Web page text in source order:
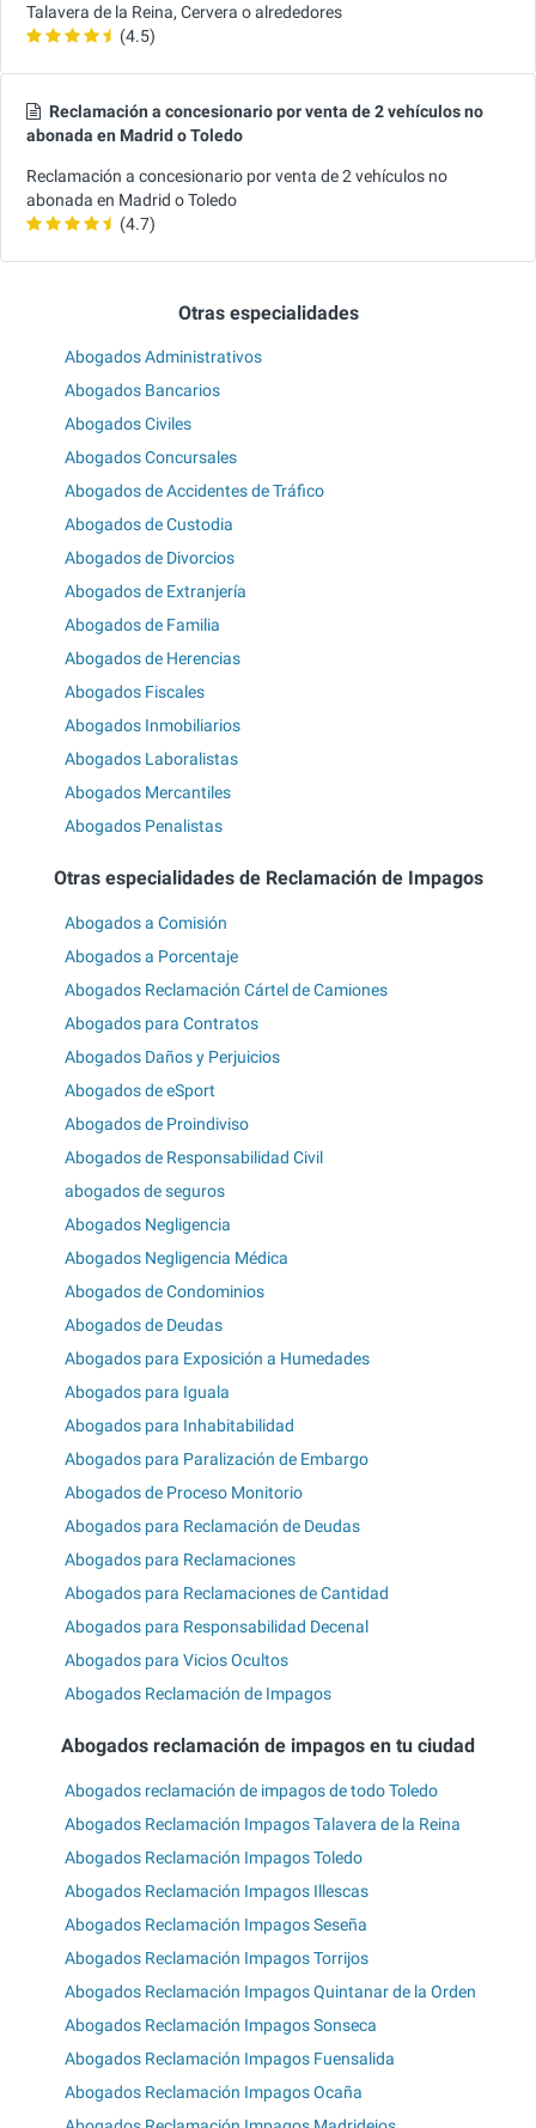
Talavera de la Reina, Cervera o alrededores
(4.5)
Reclamación a concesionario por venta de 2 vehículos no
abonada en Madrid o Toledo
Reclamación a concesionario por venta de 2 vehículos no
abonada en Madrid o Toledo
(4.7)
Otras especialidades
Abogados Administrativos
Abogados Bancarios
Abogados Civiles
Abogados Concursales
Abogados de Accidentes de Tráfico
Abogados de Custodia
Abogados de Divorcios
Abogados de Extranjería
Abogados de Familia
Abogados de Herencias
Abogados Fiscales
Abogados Inmobiliarios
Abogados Laboralistas
Abogados Mercantiles
Abogados Penalistas
Otras especialidades de Reclamación de Impagos
Abogados a Comisión
Abogados a Porcentaje
Abogados Reclamación Cártel de Camiones
Abogados para Contratos
Abogados Daños y Perjuicios
Abogados de eSport
Abogados de Proindiviso
Abogados de Responsabilidad Civil
abogados de seguros
Abogados Negligencia
Abogados Negligencia Médica
Abogados de Condominios
Abogados de Deudas
Abogados para Exposición a Humedades
Abogados para Iguala
Abogados para Inhabitabilidad
Abogados para Paralización de Embargo
Abogados de Proceso Monitorio
Abogados para Reclamación de Deudas
Abogados para Reclamaciones
Abogados para Reclamaciones de Cantidad
Abogados para Responsabilidad Decenal
Abogados para Vicios Ocultos
Abogados Reclamación de Impagos
Abogados reclamación de impagos en tu ciudad
Abogados reclamación de impagos de todo Toledo
Abogados Reclamación Impagos Talavera de la Reina
Abogados Reclamación Impagos Toledo
Abogados Reclamación Impagos Illescas
Abogados Reclamación Impagos Seseña
Abogados Reclamación Impagos Torrijos
Abogados Reclamación Impagos Quintanar de la Orden
Abogados Reclamación Impagos Sonseca
Abogados Reclamación Impagos Fuensalida
Abogados Reclamación Impagos Ocaña